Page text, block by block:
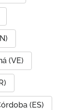
(VE)
(ES)